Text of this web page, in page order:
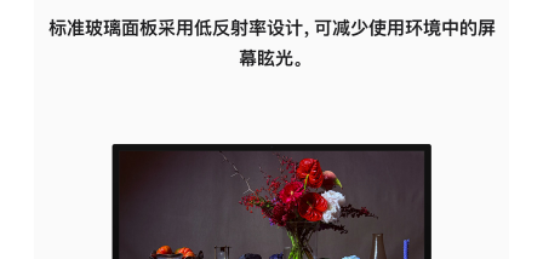
标准玻璃面板采用低反射率设计，可减少使用环境中的屏
幕眩光。